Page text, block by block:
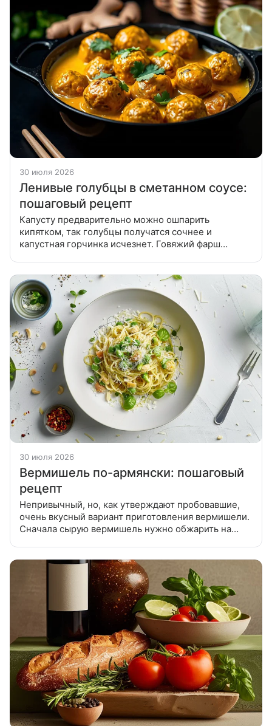
30 июля 2026
Ленивые голубцы в сметанном соусе:
пошаговый рецепт
Капусту предварительно можно ошпарить
кипятком, так голубцы получатся сочнее и
капустная горчинка исчезнет. Говяжий фарш
30 июля 2026
Вермишель по-армянски: пошаговый
рецепт
Непривычный, но, как утверждают пробовавшие,
очень вкусный вариант приготовления вермишели.
Сначала сырую вермишель нужно обжарить на